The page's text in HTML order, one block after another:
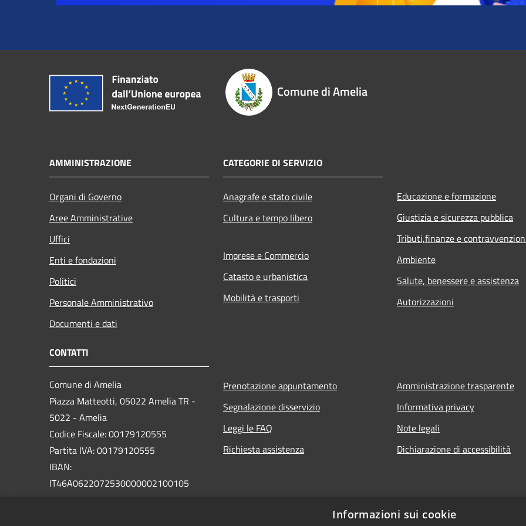
Comune di Amelia
AMMINISTRAZIONE
Organi di Governo
Aree Amministrative
Uffici
Enti e fondazioni
Politici
Personale Amministrativo
Documenti e dati
CATEGORIE DI SERVIZIO
Anagrafe e stato civile
Cultura e tempo libero
Imprese e Commercio
Catasto e urbanistica
Mobilità e trasporti
Educazione e formazione
Giustizia e sicurezza pubblica
Tributi,finanze e
Ambiente
Salute, benessere e assistenza
Autorizzazioni
CONTATTI
Comune di Amelia
Piazza Matteotti, 05022 Amelia TR -
5022 - Amelia
Codice Fiscale: 00179120555
Partita IVA: 00179120555
IBAN:
IT46A0622072530000002100105
Prenotazione appuntamento
Segnalazione disservizio
Leggi le FAQ
Richiesta assistenza
Amministrazione trasparente
Informativa privacy
Note legali
Dichiarazione di accessibilità
Informazioni sui cookie